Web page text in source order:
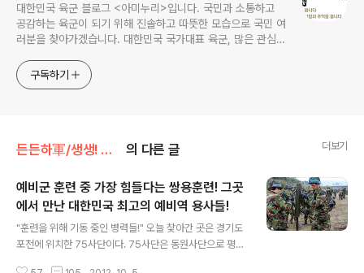
대한민국 육군 블로그 <아미누리>입니다. 국민과 소통하고
공감하는 육군이 되기 위해 진솔하고 따뜻한 모습으로 국민 여
러분을 찾아가겠습니다. 대한민국 국가대표 육군, 많은 관심과
구독하기
든든하軍/생생! 병영탐구 의 다른 글 더보기
예비군 훈련 중 가장 힘들다는 쌍용훈련! 그곳
에서 만난 대한민국 최고의 예비역 용사들!
"훈련을 위해 기동 중인 병력들!" 오늘 찾아간 곳은 경기도
포천에 위치한 75사단이다. 75사단은 동원사단으로 평시